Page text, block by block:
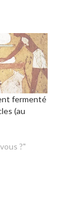
fermenté
(au
?"